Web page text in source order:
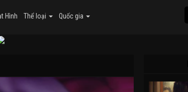
Hình Thể loại Quốc gia